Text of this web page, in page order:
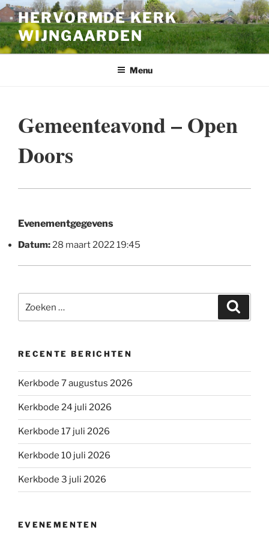
Ga
naar
de
inhoud
HERVORMDE KERK
WIJNGAARDEN
Menu
Gemeenteavond – Open
Doors
Evenementgegevens
Datum: 28 maart 2022 19:45
naar:
RECENTE BERICHTEN
Kerkbode 7 augustus 2026
Kerkbode 24 juli 2026
Kerkbode 17 juli 2026
Kerkbode 10 juli 2026
Kerkbode 3 juli 2026
EVENEMENTEN